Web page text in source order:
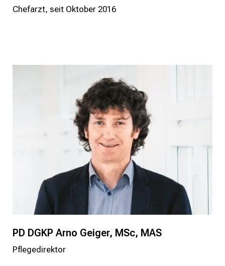
Chefarzt, seit Oktober 2016
PD DGKP Arno Geiger, MSc, MAS
Pflegedirektor